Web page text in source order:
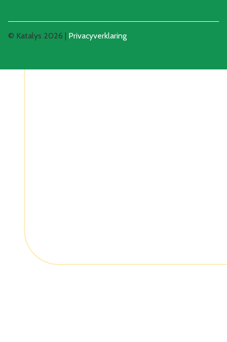
© Katalys 2026 | Privacyverklaring